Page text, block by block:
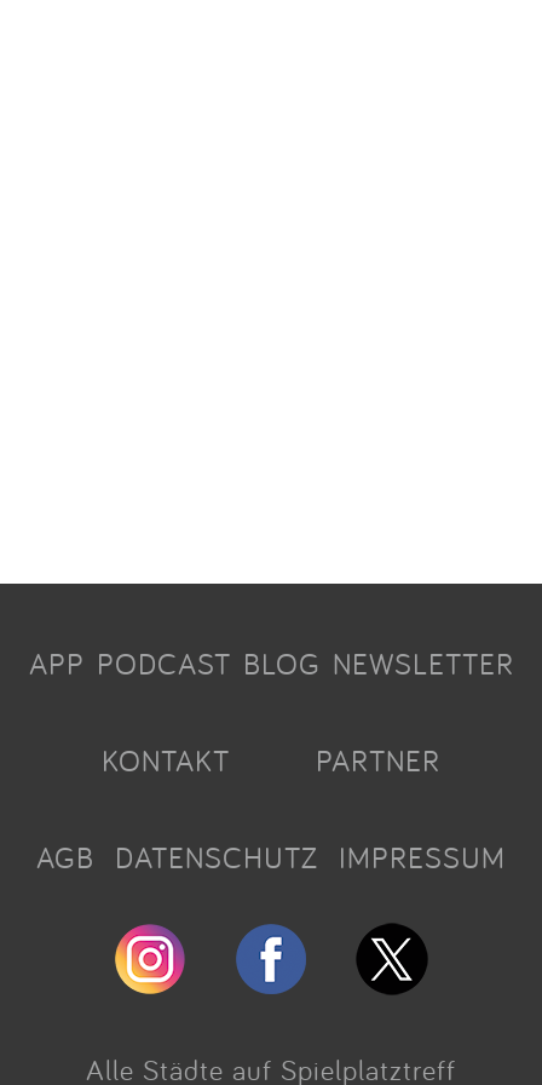
APP PODCAST BLOG NEWSLETTER
KONTAKT PARTNER
AGB DATENSCHUTZ IMPRESSUM
Alle Städte auf Spielplatztreff